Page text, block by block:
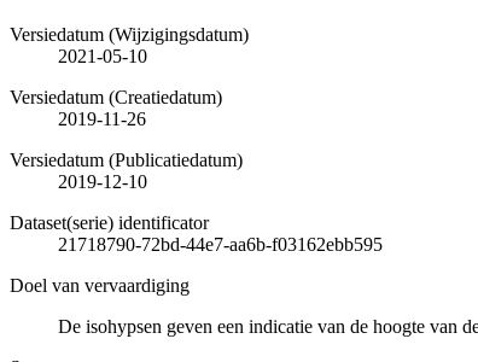
Versiedatum (Wijzigingsdatum)
2021-05-10
Versiedatum (Creatiedatum)
2019-11-26
Versiedatum (Publicatiedatum)
2019-12-10
Dataset(serie) identificator
21718790-72bd-44e7-aa6b-f03162ebb595
Doel van vervaardiging
De isohypsen geven een indicatie van de hoogte van